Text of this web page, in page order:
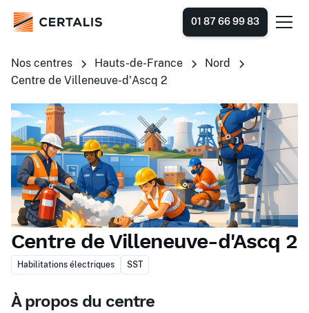
01 87 66 99 83
Nos centres Hauts-de-France
Nord
Centre de Villeneuve-d'Ascq 2
Centre de Villeneuve-d'Ascq 2
Habilitations électriques SST
À propos du centre